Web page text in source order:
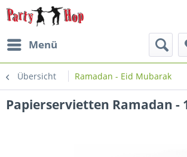
Menü
Übersicht Ramadan - Eid Mubarak
Papierservietten Ramadan -